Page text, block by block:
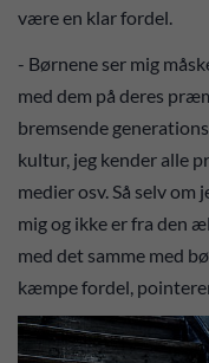
være en klar fordel.
- Børnene ser mig
med dem på deres
bremsende
kultur, jeg kender alle
medier osv. Så selv om
mig og ikke er fra den
med det samme med
kæmpe fordel,